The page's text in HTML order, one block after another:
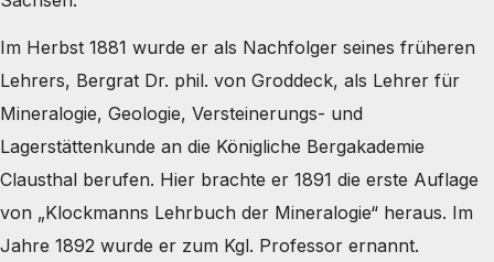
Im Herbst 1881 wurde er als Nachfolger seines früheren
Lehrers, Bergrat Dr. phil. von Groddeck, als Lehrer für
Mineralogie, Geologie, Versteinerungs- und
Lagerstättenkunde an die Königliche Bergakademie
Clausthal berufen. Hier brachte er 1891 die erste Auflage
von „Klockmanns Lehrbuch der Mineralogie“ heraus. Im
Jahre 1892 wurde er zum Kgl. Professor ernannt.